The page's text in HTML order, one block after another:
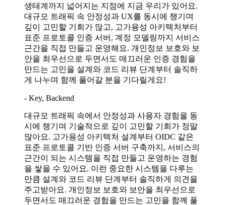
생태계까지 넓어지는 지점에 지금 우리가 있어요.
대규모 트래픽 속 안정성과 UX를 동시에 챙기며
깊이 고민할 기회가 많고, 고가용성 아키텍처부터
표준 프로토콜 인증 서버, 계정 모델링까지 서비스
근간을 직접 만들고 운영해요. 개인정보 보호와 보
안을 최우선으로 두면서도 매끄러운 인증 경험을
만드는 고민을 설계와 코드 리뷰 단계부터 솔직하
게 나누며 함께 풀어갈 분을 기다릴게요!
- Key, Backend
대규모 트래픽 속에서 안정성과 사용자 경험을 동
시에 챙기며 기술적으로 깊이 고민할 기회가 정말
많아요. 고가용성 아키텍처 설계부터 OIDC 같은
표준 프로토콜 기반 인증 서버 구축까지, 서비스의
근간이 되는 시스템을 직접 만들고 운영하는 경험
을 쌓을 수 있어요. 이런 중요한 시스템을 다루는
만큼 설계와 코드 리뷰 단계부터 솔직하게 의견을
주고받아요. 개인정보 보호와 보안을 최우선으로
두면서도 매끄러운 경험을 만드는 고민을 함께 풀